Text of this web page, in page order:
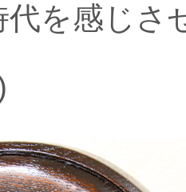
代を感じさ